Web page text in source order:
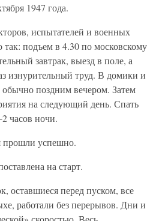
1947 года.
испытателей и военных
подъем в 4.30 по московскому
завтрак, выезд в поле, а
изнурительный труд. В домики и
обычно поздним вечером. Затем
на следующий день. Спать
часов ночи.
прошли успешно.
на старт.
оставшиеся перед пуском, все
работали без перерывов. Дни и